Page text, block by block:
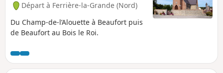
Départ à Ferrière-la-Grande (Nord)
Du Champ-de-l’Alouette à Beaufort puis
de Beaufort au Bois le Roi.